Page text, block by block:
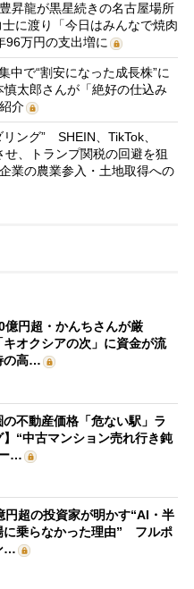
昇龍が黒星続きの名古屋場所
に渡り「今日はみんなで焼肉
万円の支出増に
中で“割安になった成長株”に
太郎さんが「絶好の仕込み
介
ング” SHEIN、TikTok、
、トランプ関税の回避を狙
業の農業参入・土地取得への
億円超・かんちさんが厳
キオクシアの次」に資金が流
の高…
の不動産価格「危ない駅」ラ
】“中古マンション売れ行き鈍
…
円超の投資家が明かす“AI・半
に乗らなかった理由” フルポ
…